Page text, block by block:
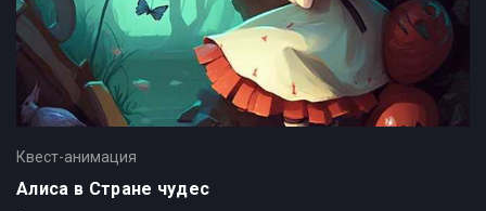
Квест-анимация
Алиса в Стране чудес